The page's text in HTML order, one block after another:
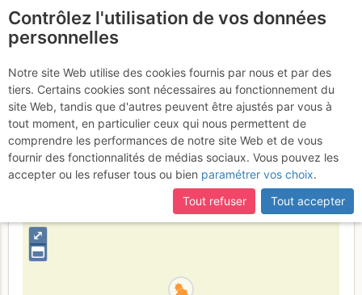
Mont Blanc : Arête des
Bosses
Dimanche 23 juillet 2017
France Haute-Savoie Mont-Blanc
⤢
Contrôlez l'utilisation de vos données
personnelles
Notre site Web utilise des cookies fournis par nous et par des
tiers. Certains cookies sont nécessaires au fonctionnement du
site Web, tandis que d'autres peuvent être ajustés par vous à
tout moment, en particulier ceux qui nous permettent de
comprendre les performances de notre site Web et de vous
fournir des fonctionnalités de médias sociaux. Vous pouvez les
accepter ou les refuser tous ou bien paramétrer vos choix.
Tout refuser
Tout accepter